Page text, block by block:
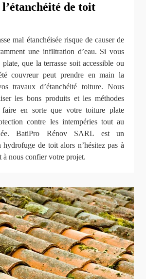
de toit
mal étanchéisée risque de causer de
une infiltration d’eau. Si vous
que la terrasse soit accessible ou
couvreur peut prendre en main la
travaux d’étanchéité toiture. Nous
les bons produits et les méthodes
faire en sorte que votre toiture plate
contre les intempéries tout au
BatiPro Rénov SARL est un
hydrofuge de toit alors n’hésitez pas à
à nous confier votre projet.